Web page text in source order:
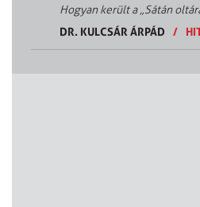
Hogyan került a „Sátán
DR. KULCSÁR ÁRPÁD
/